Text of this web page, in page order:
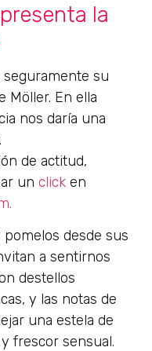
la
seguramente su
Möller. En ella
nos daría una
de actitud,
un click en
desde sus
a sentirnos
destellos
y las notas de
una estela de
frescor sensual.